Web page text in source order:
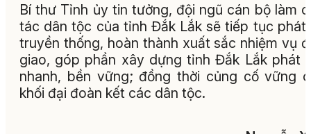
Bí thư Tỉnh ủy tin tưởng, đội ngũ cán bộ làm
tác dân tộc của tỉnh Đắk Lắk sẽ tiếp tục phát
truyền thống, hoàn thành xuất sắc nhiệm vụ
giao, góp phần xây dựng tỉnh Đắk Lắk phát
nhanh, bền vững; đồng thời củng cố vững
khối đại đoàn kết các dân tộc.